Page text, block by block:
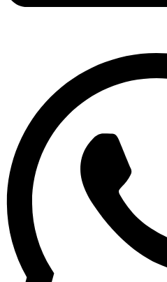
দক্ষিণ এশিয়ায় ‘জেন-জি’
বিশেষ ইন-ডেপ্থ রিপোর্ট:
আন্তর্জাতিক প্রতিবেদন: